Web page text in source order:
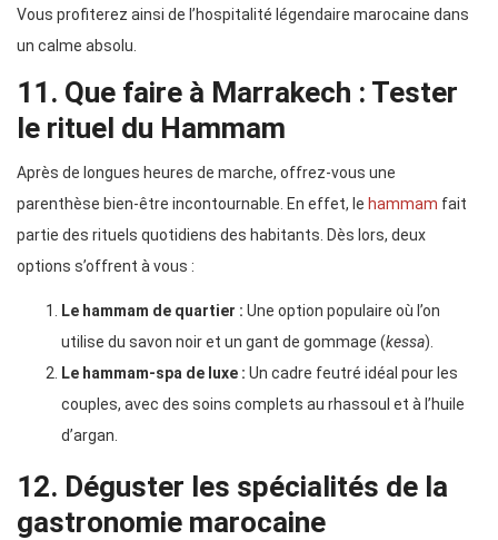
Vous profiterez ainsi de l’hospitalité légendaire marocaine dans
un calme absolu.
11. Que faire à Marrakech : Tester
le rituel du Hammam
Après de longues heures de marche, offrez-vous une
parenthèse bien-être incontournable. En effet, le hammam fait
partie des rituels quotidiens des habitants. Dès lors, deux
options s’offrent à vous :
Le hammam de quartier : Une option populaire où l’on
utilise du savon noir et un gant de gommage (kessa).
Le hammam-spa de luxe : Un cadre feutré idéal pour les
couples, avec des soins complets au rhassoul et à l’huile
d’argan.
12. Déguster les spécialités de la
gastronomie marocaine